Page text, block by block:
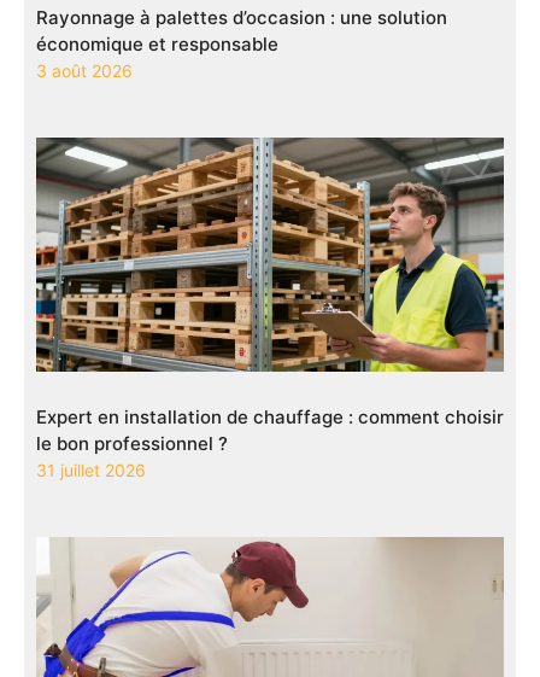
Rayonnage à palettes d’occasion : une solution
économique et responsable
3 août 2026
Expert en installation de chauffage : comment choisir
le bon professionnel ?
31 juillet 2026